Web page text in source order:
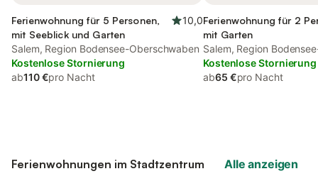
Ferienwohnung für 5 Personen,
mit Seeblick und Garten
10,0
Salem, Region Bodensee-Oberschwaben
Kostenlose Stornierung
ab110 €pro Nacht
Ferienwohnung für 2
mit Garten
Salem, Region
Kostenlose Stornierung
ab65 €pro Nacht
Ferienwohnungen im Stadtzentrum Alle anzeigen